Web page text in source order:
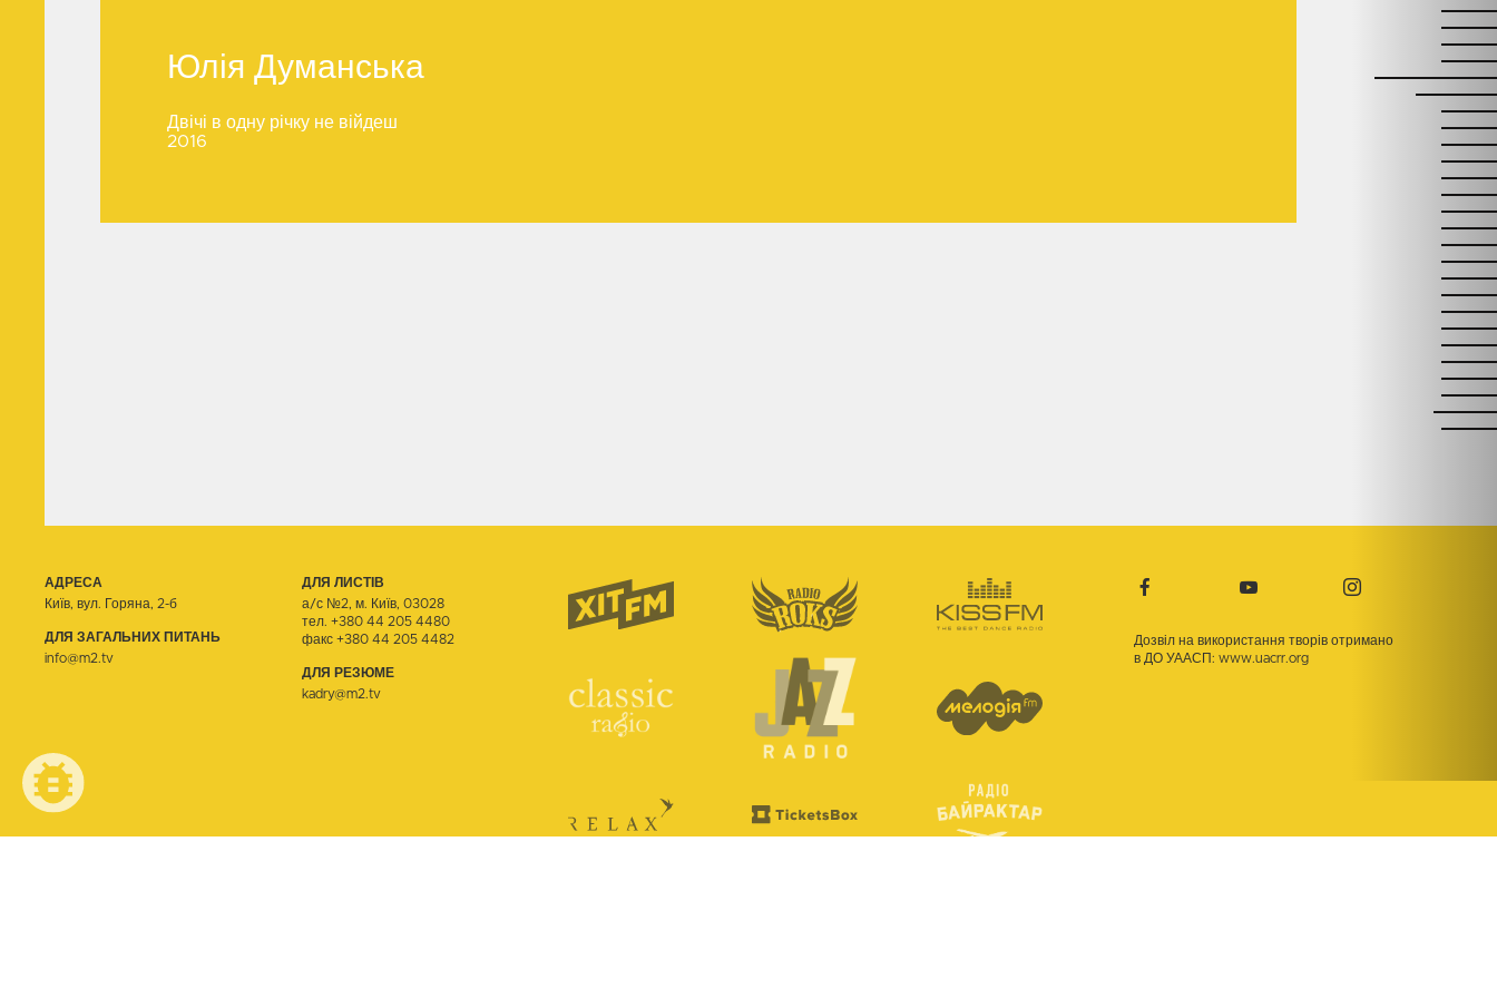
Юлія Думанська
Двічі в одну річку не війдеш
2016
АДРЕСА
Київ, вул. Горяна, 2-б
ДЛЯ ЗАГАЛЬНИХ ПИТАНЬ
info@m2.tv
ДЛЯ ЛИСТІВ
а/с №2, м. Київ, 03028
тел. +380 44 205 4480
факс +380 44 205 4482
ДЛЯ РЕЗЮМЕ
kadry@m2.tv
Дозвіл на використання творів отримано
в ДО УААСП: www.uacrr.org